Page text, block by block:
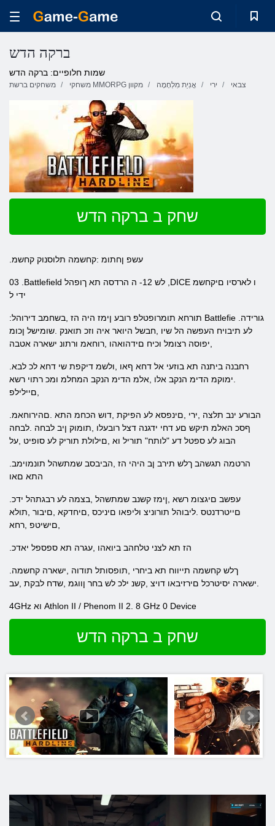
ברקה הדש
שמות חלופיים: ברקה הדש
משחקים ברשת משחקי MMORPG מקוון אֳנִיַת מִלְחָמָה ירי צבאי
שחק ב ברקה הדש
.עשפ ןחתומ :קחשמה תלוסנוק קחשמ
03 .Battlefield לש 12- ה הרדסה תא ךופהל ,DICE ו לארסיו םיקחשמ
ידי ל
:תורחא תומרופטלפ רובע ןימז היה הז ,בשחמב דירוהל Battlefie .גורידה
לע תיבויח העפשה הל שיו ,חבשל היואר איה וזכ תואנק .שומישל ןכומ
,יפוסה רצומל וכיח םידהואהו ,רוחאמ ורתונ ישארה אטבה
.ימוקמ הדימ הנקב אלו ,אלמ הדימ הנקב המחלמ ומכ רתוי רשא
,םיילילפ
ףסכ האלמ תיקש םע דחי ידגנה דצל רובעלו ,תומוק ןיב לבחה .לבחה
הבוג לע ספטל דע "לותח" תוריל וא ,םילולת תוריק לע סופיט​​ ,על
התא םאו
םייטרדנטס .ליבוהל תורוניצ וליפאו םיניכס ,םיחדקא ,םיבור ,תולא
,םישיטפ ,רחא
.הז תא לצני טלחהב ביואהו ,עגרה תא ספספל יאדכ
.ישארה יסיטרכל םירזיבאו דויצ ,קשנ ילכ לש בחר ןווגמ ,שדח לבקת ,עב
4GHz וא Athlon II / Phenom II 2. 8 GHz 0 Device
שחק ב ברקה הדש